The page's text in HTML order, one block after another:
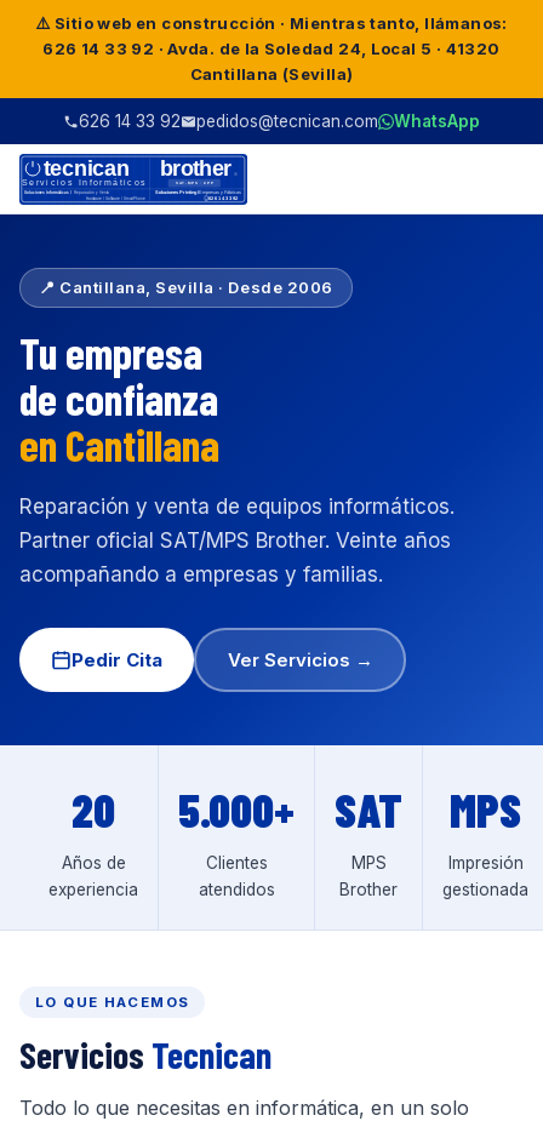
⚠️ Sitio web en construcción · Mientras tanto, llámanos:
626 14 33 92 · Avda. de la Soledad 24, Local 5 · 41320
Cantillana (Sevilla)
626 14 33 92 pedidos@tecnican.com WhatsApp
📍 Cantillana, Sevilla · Desde 2006
Tu empresa
de confianza
en Cantillana
Reparación y venta de equipos informáticos.
Partner oficial SAT/MPS Brother. Veinte años
acompañando a empresas y familias.
Pedir Cita Ver Servicios →
20
Años de
experiencia
5.000+
Clientes
atendidos
SAT
MPS
Brother
MPS
Impresión
gestionada
LO QUE HACEMOS
Servicios Tecnican
Todo lo que necesitas en informática, en un solo